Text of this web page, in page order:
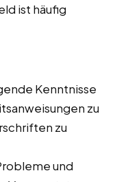
ist häufig
Kenntnisse
zu
zu
und